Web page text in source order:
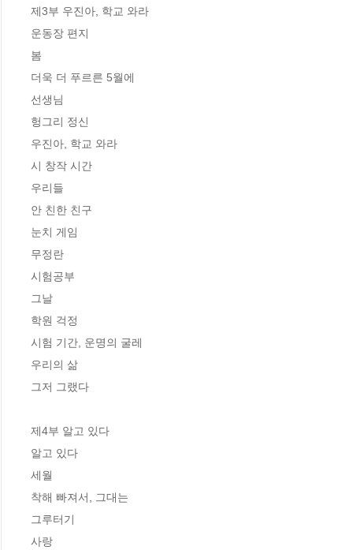
제3부 우진아, 학교 와라
운동장 편지
봄
더욱 더 푸르른 5월에
선생님
헝그리 정신
우진아, 학교 와라
시 창작 시간
우리들
안 친한 친구
눈치 게임
무정란
시험공부
그날
학원 걱정
시험 기간, 운명의 굴레
우리의 삶
그저 그랬다
제4부 알고 있다
알고 있다
세월
착해 빠져서, 그대는
그루터기
사랑